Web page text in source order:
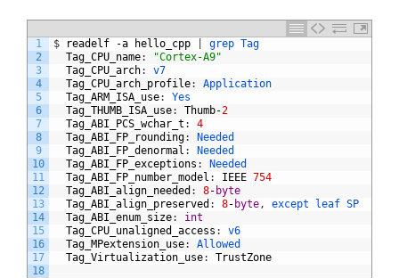
1
2
3
4
5
6
7
8
9
10
11
12
13
14
15
16
17
18
$ readelf -a hello_cpp grep Tag
Tag_CPU_name:
"Cortex-A9"
Tag_CPU_arch:
v7
Tag_CPU_arch_profile:
Application
Tag_ARM_ISA_use:
Yes
Tag_THUMB_ISA_use: Thumb-2
Tag_ABI_PCS_wchar_t :
4
Tag_ABI_FP_rounding:
Needed
Tag_ABI_FP_denormal :
Needed
Tag_ABI_FP_exceptions :
Needed
Tag_ABI_FP_number_model : IEEE 754
Tag_ABI_align_needed : 8- byte
Tag_ABI_align_preserved : 8- byte , except leaf SP
Tag_ABI_enum_size:
int
Tag_CPU_unaligned_access :
v6
Tag_MPextension_use:
Allowed
Tag_Virtualization_use: TrustZone